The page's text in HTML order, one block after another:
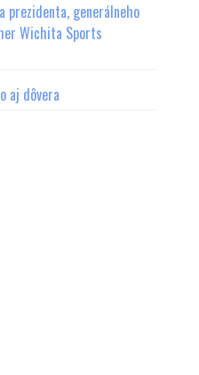
prezidenta, generálneho
Wichita Sports
aj dôvera